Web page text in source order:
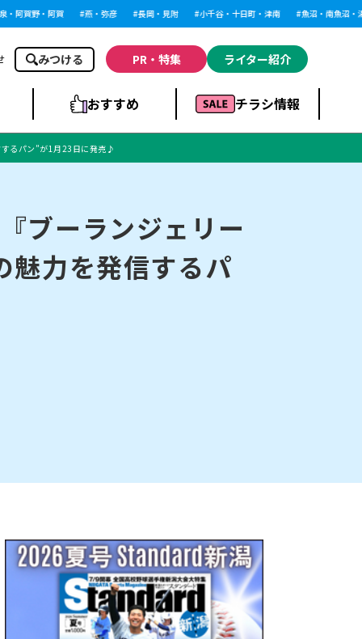
賀野・阿賀 燕・弥彦 長岡・見附 小千谷・十日町・津南 魚沼・南魚沼・湯沢
みつける PR・特集 ライター紹介
おすすめ チラシ情報
長岡市・閉店 上越市・開店
館
リラクゼーション・整体
とめ ラーメンまとめ 飲食店まとめ
るパン”が1月23日に発売♪
ブーランジェリー
魅力を発信するパ